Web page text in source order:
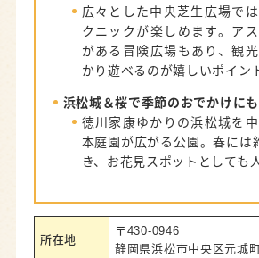
広々とした中央芝生広場で
クニックが楽しめます。ア
がある冒険広場もあり、観
かり遊べるのが嬉しいポイン
浜松城＆桜で季節のおでかけに
徳川家康ゆかりの浜松城を
本庭園が広がる公園。春には
き、お花見スポットとしても
所在地
〒430-0946
静岡県浜松市中央区元城